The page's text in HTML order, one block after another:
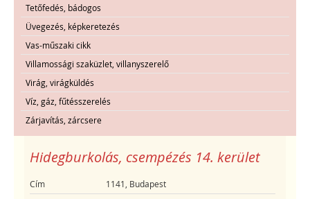
Tetőfedés, bádogos
Üvegezés, képkeretezés
Vas-műszaki cikk
Villamossági szaküzlet, villanyszerelő
Virág, virágküldés
Víz, gáz, fűtésszerelés
Zárjavítás, zárcsere
Hidegburkolás, csempézés 14. kerület
Cím 1141, Budapest